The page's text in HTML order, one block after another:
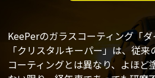
KeePerのガラスコーティング「
「クリスタルキーパー」は、従
コーティングとは異なり、よほど